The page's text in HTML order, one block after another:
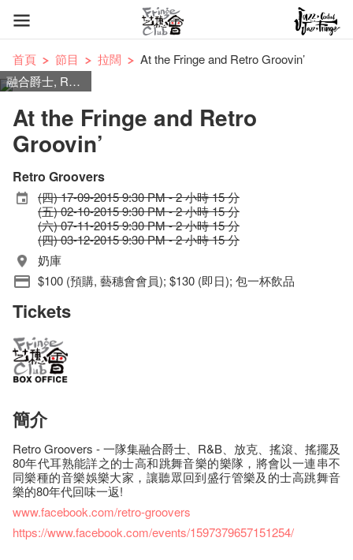
首頁 節目 拉闊
At the Fringe and Retro Groovin’
融合爵士, R&B, 放克, 搖滾, 搖擺, 80年代耳熟能詳之的士高和跳舞音樂
At the Fringe and Retro
Groovin’
Retro Groovers
(四) 17-09-2015 9:30 PM - 2 小時 15 分
(五) 02-10-2015 9:30 PM - 2 小時 15 分
(六) 07-11-2015 9:30 PM - 2 小時 15 分
(四) 03-12-2015 9:30 PM - 2 小時 15 分
奶庫
$100 (預購, 藝穗會會員); $130 (即日); 包一杯飲品
Tickets
簡介
Retro Groovers - 一隊集融合爵士、R&B、放克、搖滾、搖擺及
80年代耳熟能詳之的士高和跳舞音樂的樂隊，將會以一連串不
同樂種的音樂娛樂大家，讓聽眾回到盛行管樂及的士高跳舞音
樂的80年代回味一返!
www.facebook.com/retro-groovers
https://www.facebook.com/events/1597379657151254/